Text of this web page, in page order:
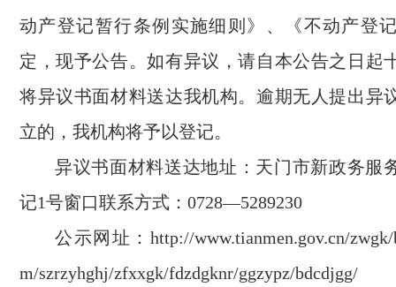
动产登记暂行条例实施细则》、《不动产登
定，现予公告。如有异议，请自本公告之日起
将异议书面材料送达我机构。逾期无人提出异
立的，我机构将予以登记。
异议书面材料送达地址：天门市新政务服
记1号窗口联系方式：0728—5289230
公示网址：http://www.tianmen.gov.cn/
m/szrzyhghj/zfxxgk/fdzdgknr/ggzypz/bdcdjgg/